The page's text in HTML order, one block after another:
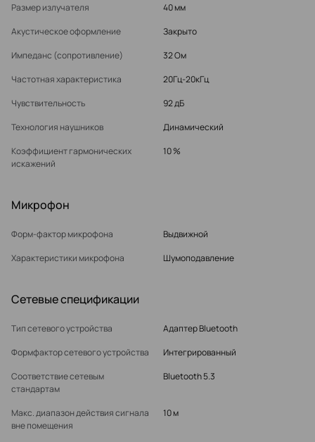
Размер излучателя
40 мм
Акустическое оформление
Закрыто
Импеданс (сопротивление)
32 Ом
Частотная характеристика
20Гц-20кГц
Чувствительность
92 дБ
Технология наушников
Динамический
Коэффициент гармонических
искажений
10 %
Микрофон
Форм-фактор микрофона
Выдвижной
Характеристики микрофона
Шумоподавление
Cетевые спецификации
Тип сетевого устройства
Адаптер Bluetooth
Формфактор сетевого устройства
Интегрированный
Соответствие сетевым
стандартам
Bluetooth 5.3
Макс. диапазон действия сигнала
вне помещения
10 м